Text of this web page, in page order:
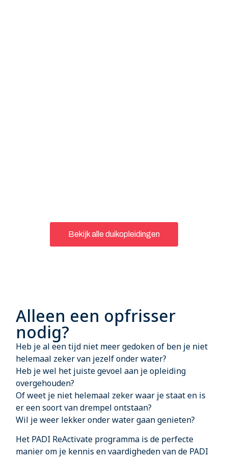
Bekijk alle duikopleidingen
Alleen een opfrisser
nodig?
Heb je al een tijd niet meer gedoken of ben je niet
helemaal zeker van jezelf onder water?
Heb je wel het juiste gevoel aan je opleiding
overgehouden?
Of weet je niet helemaal zeker waar je staat en is
er een soort van drempel ontstaan?
Wil je weer lekker onder water gaan genieten?
Het PADI ReActivate programma is de perfecte
manier om je kennis en vaardigheden van de PADI